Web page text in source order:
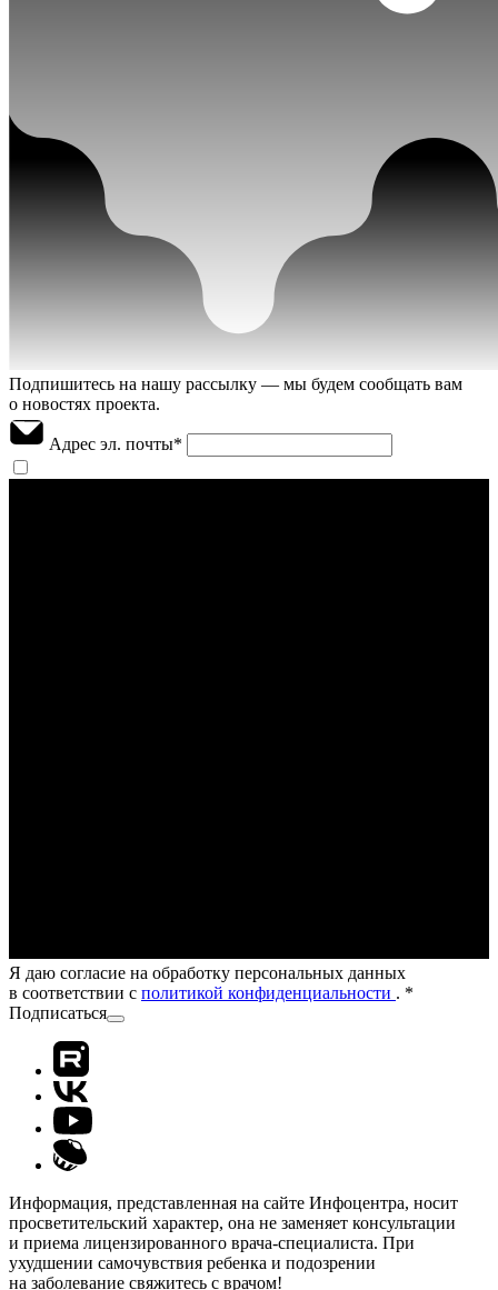
Подпишитесь на нашу рассылку — мы будем сообщать вам
о новостях проекта.
Адрес эл. почты*
Я даю согласие на обработку персональных данных
в соответствии с политикой конфиденциальности . *
Подписаться
Информация, представленная на сайте Инфоцентра, носит
просветительский характер, она не заменяет консультации
и приема лицензированного врача-специалиста. При
ухудшении самочувствия ребенка и подозрении
на заболевание свяжитесь с врачом!